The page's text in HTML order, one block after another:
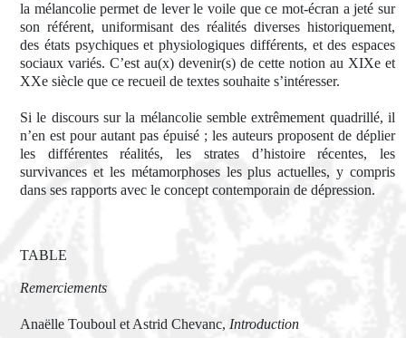
la mélancolie permet de lever le voile que ce mot-écran a jeté sur
son référent, uniformisant des réalités diverses historiquement,
des états psychiques et physiologiques différents, et des espaces
sociaux variés. C’est au(x) devenir(s) de cette notion au XIXe et
XXe siècle que ce recueil de textes souhaite s’intéresser.
Si le discours sur la mélancolie semble extrêmement quadrillé, il
n’en est pour autant pas épuisé ; les auteurs proposent de déplier
les différentes réalités, les strates d’histoire récentes, les
survivances et les métamorphoses les plus actuelles, y compris
dans ses rapports avec le concept contemporain de dépression.
TABLE
Remerciements
Anaëlle Touboul et Astrid Chevanc, Introduction